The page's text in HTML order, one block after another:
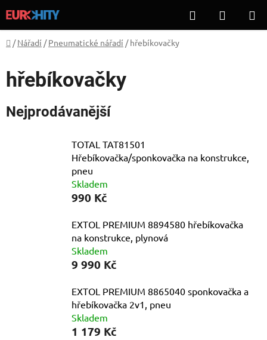
na
obsah
Hledat
KOŠÍK
Domů
/ Nářadí / Pneumatické nářadí / hřebíkovačky
hřebíkovačky
Nejprodávanější
TOTAL TAT81501
Hřebíkovačka/sponkovačka na konstrukce,
pneu
Skladem
990 Kč
EXTOL PREMIUM 8894580 hřebíkovačka
na konstrukce, plynová
Skladem
9 990 Kč
EXTOL PREMIUM 8865040 sponkovačka a
hřebíkovačka 2v1, pneu
Skladem
1 179 Kč